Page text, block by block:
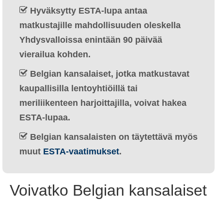
עברית(Heprea)
Magyar(Unkari)
Italiano (
日本語 Japani
한국어(Korea)
Norsk bokmål Kirjanorja
Português(Portugali
Slovenščina (Sloveeni
Hyväksytty ESTA-lupa antaa
matkustajille mahdollisuuden oleskella
Yhdysvalloissa enintään 90 päivää
vierailua kohden.
Belgian kansalaiset, jotka matkustavat
kaupallisilla lentoyhtiöillä tai
meriliikenteen harjoittajilla, voivat hakea
ESTA-lupaa.
Belgian kansalaisten on täytettävä myös
muut ESTA-vaatimukset.
Voivatko Belgian kansalaiset